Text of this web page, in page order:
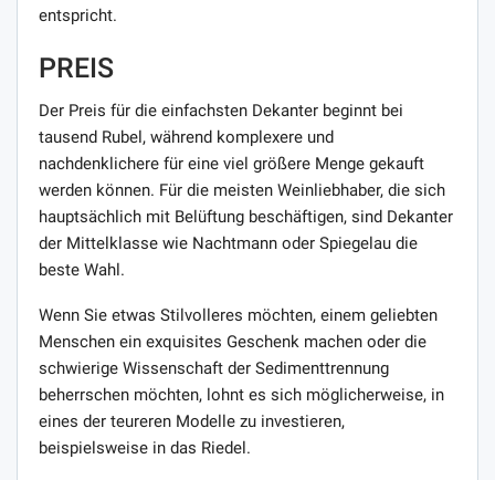
entspricht.
PREIS
Der Preis für die einfachsten Dekanter beginnt bei
tausend Rubel, während komplexere und
nachdenklichere für eine viel größere Menge gekauft
werden können. Für die meisten Weinliebhaber, die sich
hauptsächlich mit Belüftung beschäftigen, sind Dekanter
der Mittelklasse wie Nachtmann oder Spiegelau die
beste Wahl.
Wenn Sie etwas Stilvolleres möchten, einem geliebten
Menschen ein exquisites Geschenk machen oder die
schwierige Wissenschaft der Sedimenttrennung
beherrschen möchten, lohnt es sich möglicherweise, in
eines der teureren Modelle zu investieren,
beispielsweise in das Riedel.